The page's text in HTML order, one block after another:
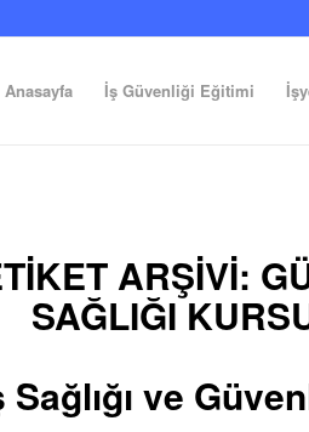
Anasayfa İş Güvenliği Eğitimi
ARŞIVI:
SAĞLIĞI
Sağlığı ve